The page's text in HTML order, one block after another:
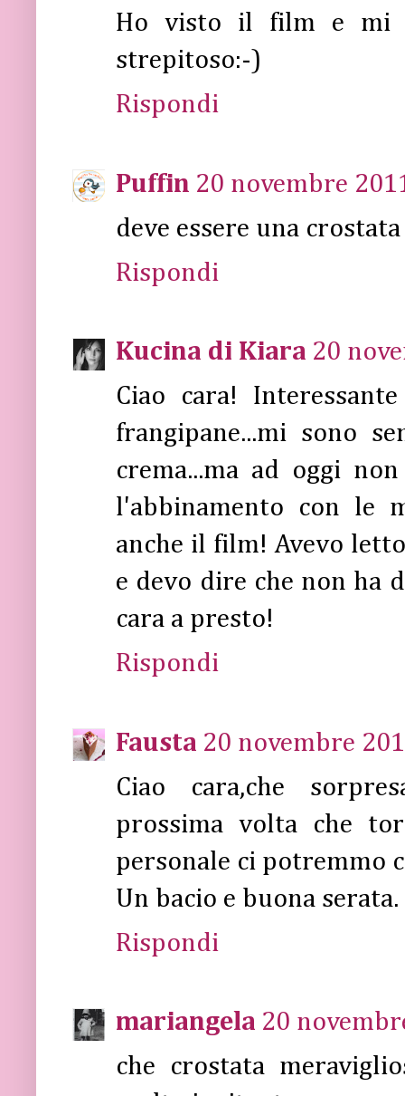
Ho visto il film e mi
strepitoso:-)
Rispondi
Puffin 20 novembre
deve essere una
Rispondi
Kucina di Kiara 20
Ciao cara!
frangipane...mi sono
crema...ma ad oggi
l'abbinamento con le
anche il film! Avevo
e devo dire che non ha
cara a presto!
Rispondi
Fausta 20 novembre
Ciao cara,che
prossima volta che
personale ci potremmo
Un bacio e buona serata.
Rispondi
mariangela 20
che crostata